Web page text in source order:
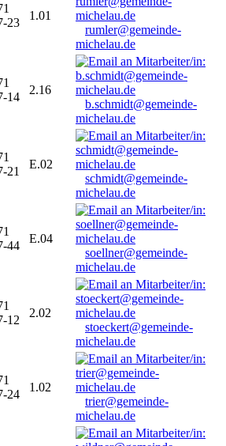
23
1.01
rumler@gemeinde-
michelau.de
14
2.16
b.schmidt@gemeinde-
michelau.de
21
E.02
schmidt@gemeinde-
michelau.de
44
E.04
soellner@gemeinde-
michelau.de
12
2.02
stoeckert@gemeinde-
michelau.de
24
1.02
trier@gemeinde-
michelau.de